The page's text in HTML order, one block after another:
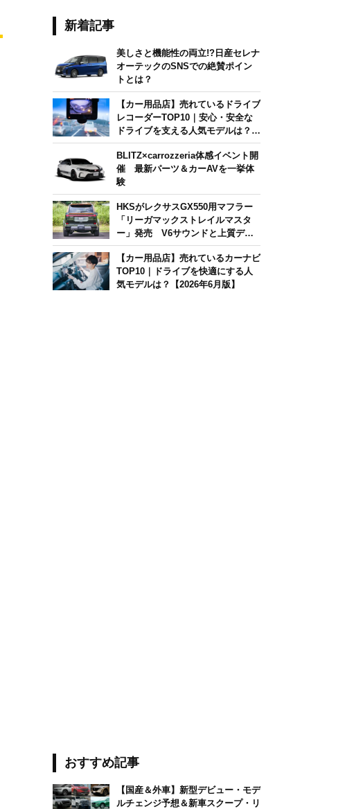
新着記事
美しさと機能性の両立!?日産セレナ
オーテックのSNSでの絶賛ポイン
トとは？
【カー用品店】売れているドライブ
レコーダーTOP10｜安心・安全な
ドライブを支える人気モデルは？
【2026年6月版】
BLITZ×carrozzeria体感イベント開
催 最新パーツ＆カーAVを一挙体
験
HKSがレクサスGX550用マフラー
「リーガマックストレイルマスタ
ー」発売 V6サウンドと上質デザ
インを両立
【カー用品店】売れているカーナビ
TOP10｜ドライブを快適にする人
気モデルは？【2026年6月版】
おすすめ記事
【国産＆外車】新型デビュー・モデ
ルチェンジ予想＆新車スクープ・リ